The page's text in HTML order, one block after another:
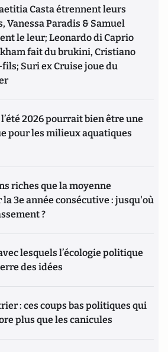
Casta étrennent leurs
Vanessa Paradis & Samuel
le leur; Leonardo di Caprio
fait du brukini, Cristiano
Suri ex Cruise joue du
2026 pourrait bien être une
pour les milieux aquatiques
riches que la moyenne
3e année consécutive : jusqu'où
?
lesquels l’écologie politique
des idées
: ces coups bas politiques qui
plus que les canicules